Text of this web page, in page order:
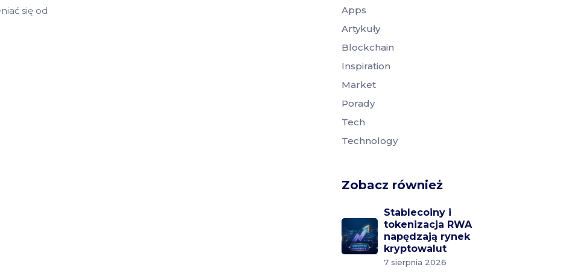
się od
Apps
Artykuły
Blockchain
Inspiration
Market
Porady
Tech
Technology
Zobacz również
Stablecoiny i
tokenizacja RWA
napędzają rynek
kryptowalut
7 sierpnia 2026